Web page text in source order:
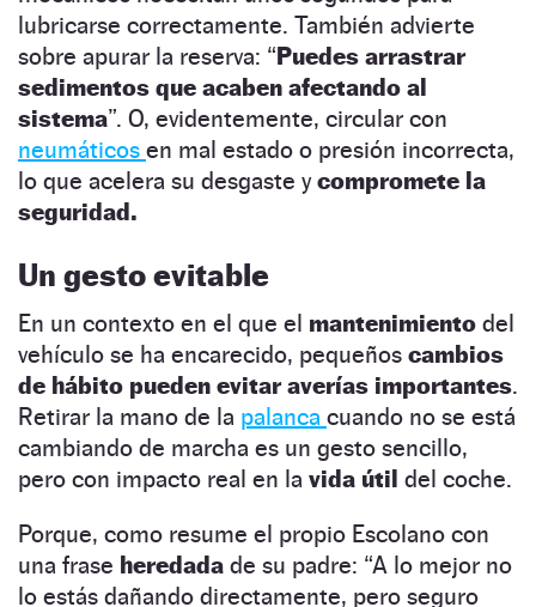
lubricarse correctamente. También advierte
sobre apurar la reserva: “Puedes arrastrar
sedimentos que acaben afectando al
sistema”. O, evidentemente, circular con
neumáticos en mal estado o presión incorrecta,
lo que acelera su desgaste ycompromete la
seguridad.
Un gesto evitable
En un contexto en el que el mantenimiento del
vehículo se ha encarecido, pequeños cambios
de hábito pueden evitar averías importantes.
Retirar la mano de la palanca cuando no se está
cambiando de marcha es un gesto sencillo,
pero con impacto real en la vida útil del coche.
Porque, como resume el propio Escolano con
una frase heredada de su padre: “A lo mejor no
lo estás dañando directamente, pero seguro